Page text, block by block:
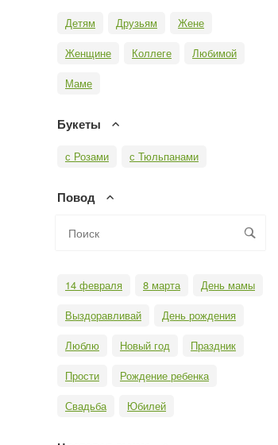
Детям Друзьям
Жене
Женщине
Коллеге
Любимой
Маме
Букеты
с Розами с Тюльпанами
Повод
14 февраля 8 марта
День мамы
Выздоравливай
День рождения
Люблю
Новый год
Праздник
Прости
Рождение ребенка
Свадьба
Юбилей